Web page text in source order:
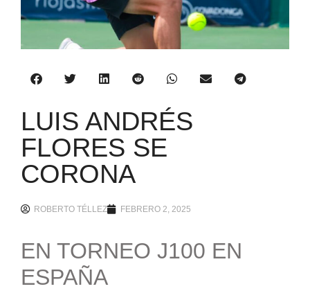
LUIS ANDRÉS
FLORES SE
CORONA
ROBERTO TÉLLEZ FEBRERO 2, 2025
EN TORNEO J100 EN
ESPAÑA